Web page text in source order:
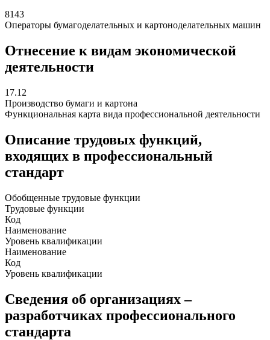
8143
Операторы бумагоделательных и картоноделательных машин
Отнесение к видам экономической
деятельности
17.12
Производство бумаги и картона
Функциональная карта вида профессиональной деятельности
Описание трудовых функций,
входящих в профессиональный
стандарт
Обобщенные трудовые функции
Трудовые функции
Код
Наименование
Уровень квалификации
Наименование
Код
Уровень квалификации
Сведения об организациях –
разработчиках профессионального
стандарта